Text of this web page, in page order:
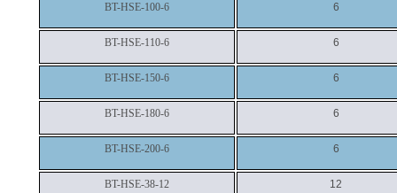
BT-HSE-100-6 6
BT-HSE-110-6 6
BT-HSE-150-6 6
BT-HSE-180-6 6
BT-HSE-200-6 6
BT-HSE-38-12 12